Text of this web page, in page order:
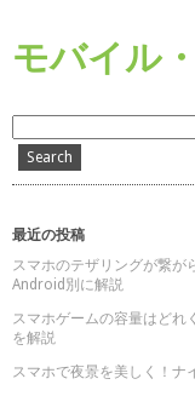
モバイル
最近の投稿
スマホのテザリングが繋が
Android別に解説
スマホゲームの容量はどれ
を解説
スマホで夜景を美しく！ナ